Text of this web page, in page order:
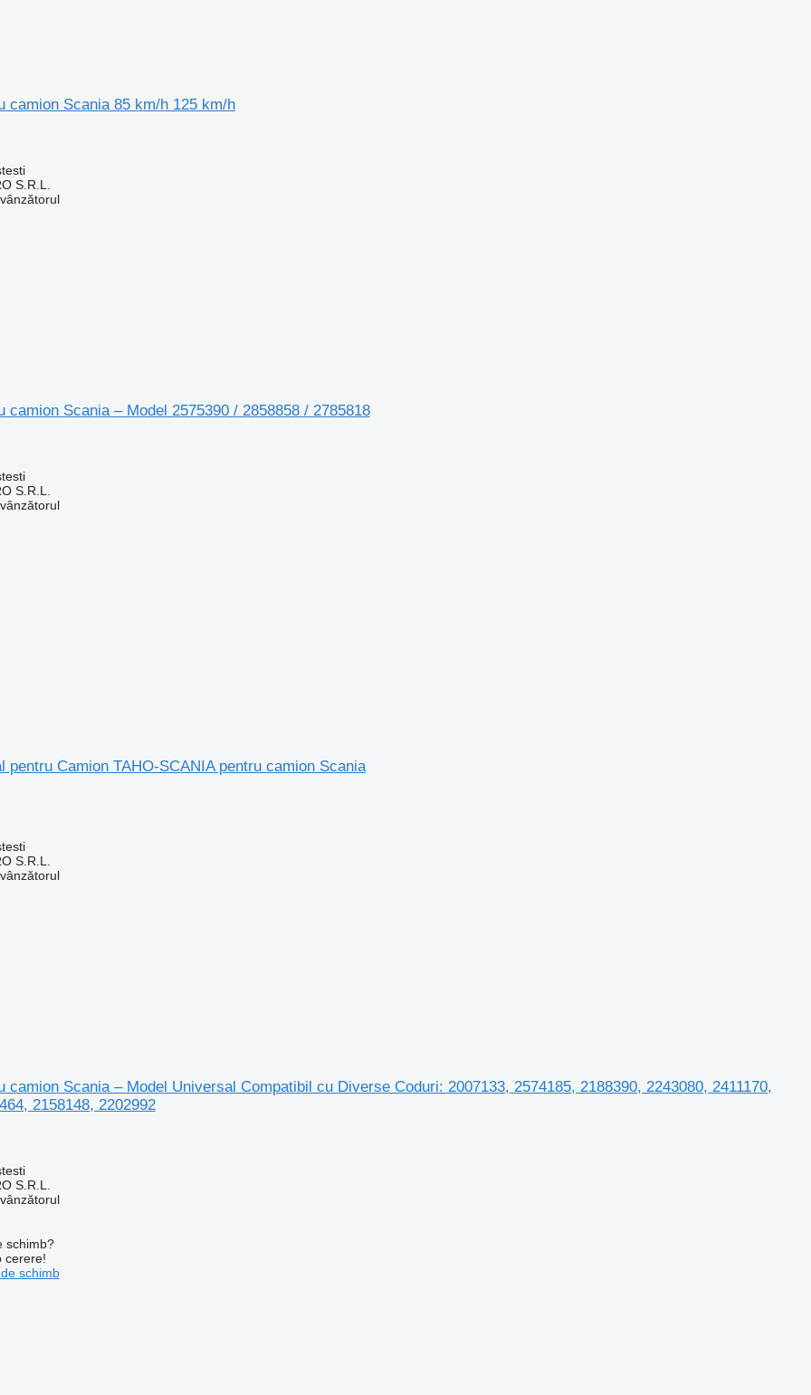
camion Scania 85 km/h 125 km/h
S.R.L.
camion Scania – Model 2575390 / 2858858 / 2785818
S.R.L.
pentru Camion TAHO-SCANIA pentru camion Scania
S.R.L.
camion Scania – Model Universal Compatibil cu Diverse Coduri: 2007133, 2574185, 2188390, 2243080, 2411170,
2158148, 2202992
S.R.L.
schimb?
cerere!
schimb